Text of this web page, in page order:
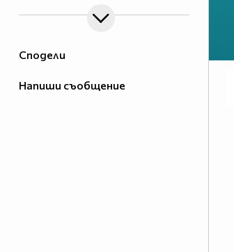
Сподели
Напиши съобщение